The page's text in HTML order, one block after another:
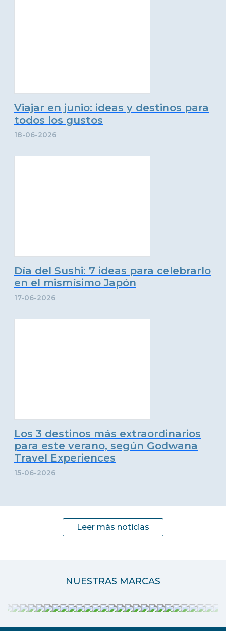
Viajar en junio: ideas y destinos para
todos los gustos
18-06-2026
Día del Sushi: 7 ideas para celebrarlo
en el mismísimo Japón
17-06-2026
Los 3 destinos más extraordinarios
para este verano, según Godwana
Travel Experiences
15-06-2026
Leer más noticias
NUESTRAS MARCAS